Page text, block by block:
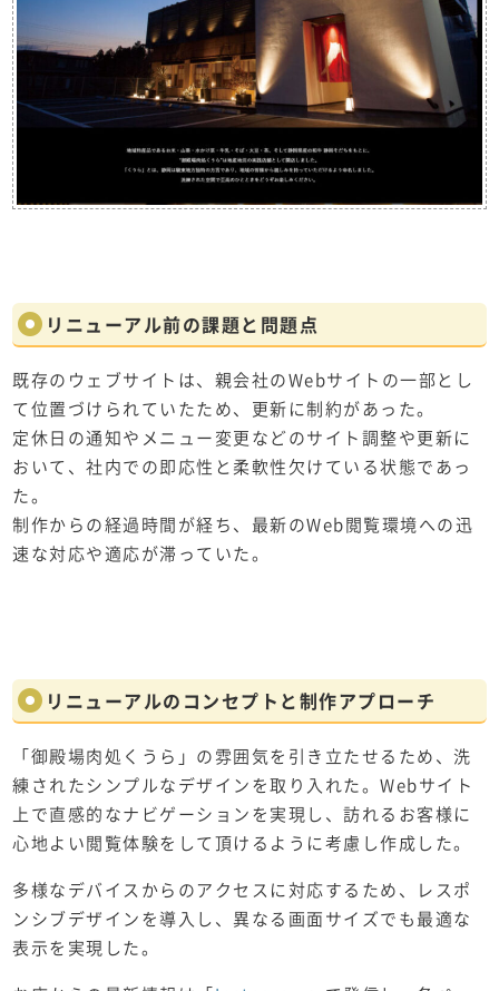
リニューアル前の課題と問題点
既存のウェブサイトは、親会社のWebサイトの一部とし
て位置づけられていたため、更新に制約があった。
定休日の通知やメニュー変更などのサイト調整や更新に
おいて、社内での即応性と柔軟性欠けている状態であっ
た。
制作からの経過時間が経ち、最新のWeb閲覧環境への迅
速な対応や適応が滞っていた。
リニューアルのコンセプト と制作アプローチ
「御殿場肉処くうら」の雰囲気を引き立たせるため、洗
練されたシンプルなデザインを取り入れた。Webサイト
上で直感的なナビゲーションを実現し、訪れるお客様に
心地よい閲覧体験をして頂けるように考慮し作成した。
多様なデバイスからのアクセスに対応するため、レスポ
ンシブデザインを導入し、異なる画面サイズでも最適な
表示を実現した。